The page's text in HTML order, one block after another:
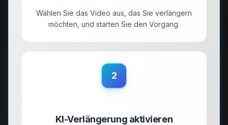
Wählen Sie das Video aus, das Sie verlängern
möchten, und starten Sie den Vorgang.
2
✨
KI-Verlängerung aktivieren